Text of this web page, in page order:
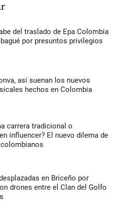
del traslado de Epa Colombia
por presuntos privilegios
así suenan los nuevos
hechos en Colombia
carrera tradicional o
influencer? El nuevo dilema de
en Briceño por
drones entre el Clan del Golfo